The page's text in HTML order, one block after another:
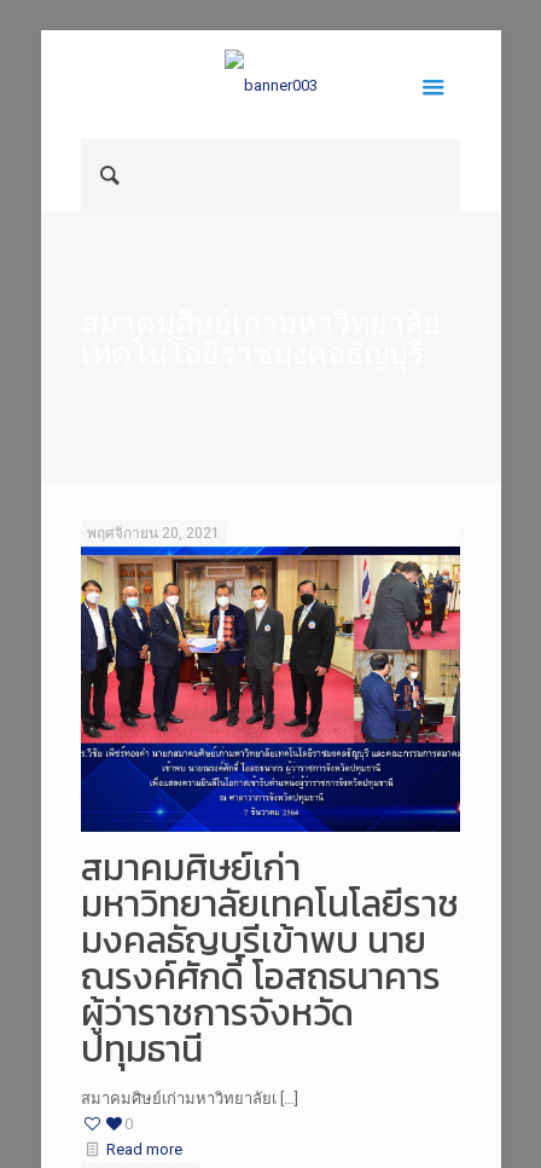
พฤศจิกายน 20, 2021
สมาคมศิษย์เก่า
มหาวิทยาลัยเทคโนโลยีราช
มงคลธัญบุรีเข้าพบ นาย
ณรงค์ศักดิ์ โอสถธนาคาร
ผู้ว่าราชการจังหวัด
ปทุมธานี
สมาคมศิษย์เก่ามหาวิทยาลัยเ […]
0
Read more